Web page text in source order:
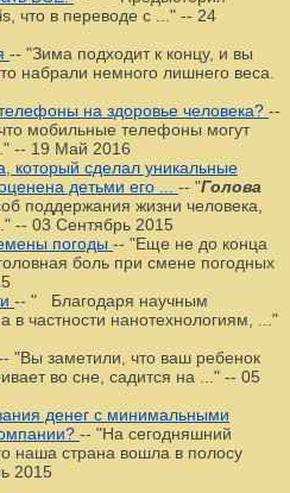
что в переводе с ..." -- 24
-- "Зима подходит к концу, и вы
набрали немного лишнего веса.
на здоровье человека? --
мобильные телефоны могут
-- 19 Май 2016
который сделал уникальные
детьми его ... -- "Голова
поддержания жизни человека,
-- 03 Сентябрь 2015
погоды -- "Еще не до конца
боль при смене погодных
-- " Благодаря научным
в частности нанотехнологиям, ..."
"Вы заметили, что ваш ребенок
во сне, садится на ..." -- 05
денег с минимальными
-- "На сегодняшний
наша страна вошла в полосу
2015